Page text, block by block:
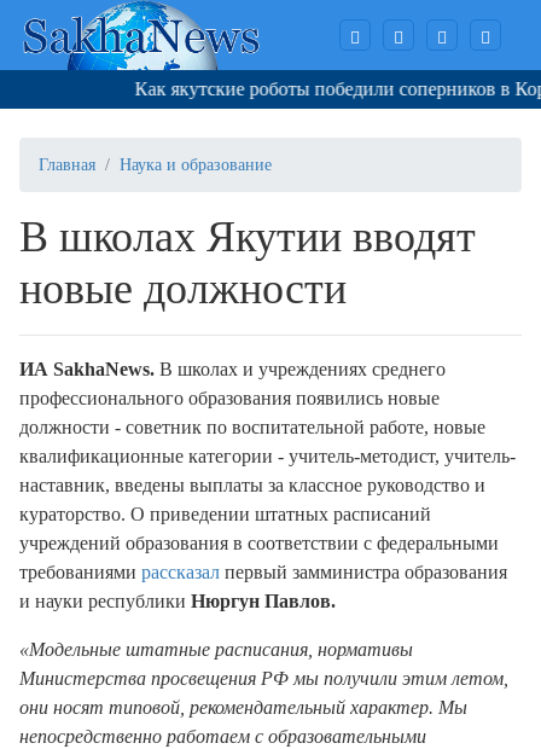
Как якутские роботы победили соперников в Корее
Главная Наука и образование
В школах Якутии вводят
новые должности
ИA SakhaNews. В школах и учреждениях среднего
профессионального образования появились новые
должности - советник по воспитательной работе, новые
квалификационные категории - учитель-методист, учитель-
наставник, введены выплаты за классное руководство и
кураторство. О приведении штатных расписаний
учреждений образования в соответствии с федеральными
требованиями рассказал первый замминистра образования
и науки республики Нюргун Павлов.
«Модельные штатные расписания, нормативы
Министерства просвещения РФ мы получили этим летом,
они носят типовой, рекомендательный характер. Мы
непосредственно работаем с образовательными